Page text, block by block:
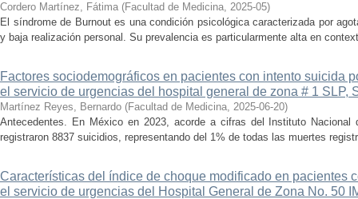
Cordero Martínez, Fátima (Facultad de Medicina, 2025-05)
El síndrome de Burnout es una condición psicológica caracterizada por
y baja realización personal. Su prevalencia es particularmente alta en
Factores sociodemográficos en pacientes con intento suicida
el servicio de urgencias del hospital general de zona # 1 SLP,
Martínez Reyes, Bernardo (Facultad de Medicina, 2025-06-20)
Antecedentes. En México en 2023, acorde a cifras del Instituto
registraron 8837 suicidios, representando del 1% de todas las muertes
Características del índice de choque modificado en pacientes
el servicio de urgencias del Hospital General de Zona No. 50